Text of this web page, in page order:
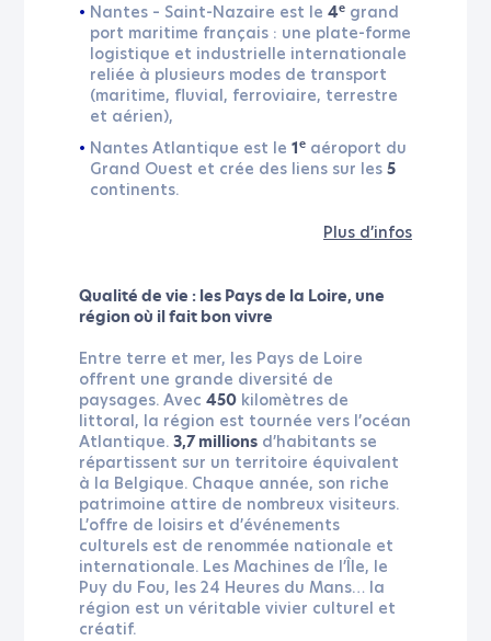
Nantes – Saint-Nazaire est le 4e grand
port maritime français : une plate-forme
logistique et industrielle internationale
reliée à plusieurs modes de transport
(maritime, fluvial, ferroviaire, terrestre
et aérien),
Nantes Atlantique est le 1e aéroport du
Grand Ouest et crée des liens sur les 5
continents.
Plus d’infos
Qualité de vie : les Pays de la Loire, une
région où il fait bon vivre
Entre terre et mer, les Pays de Loire
offrent une grande diversité de
paysages. Avec 450 kilomètres de
littoral, la région est tournée vers l’océan
Atlantique. 3,7 millions d’habitants se
répartissent sur un territoire équivalent
à la Belgique. Chaque année, son riche
patrimoine attire de nombreux visiteurs.
L’offre de loisirs et d’événements
culturels est de renommée nationale et
internationale. Les Machines de l’Île, le
Puy du Fou, les 24 Heures du Mans… la
région est un véritable vivier culturel et
créatif.